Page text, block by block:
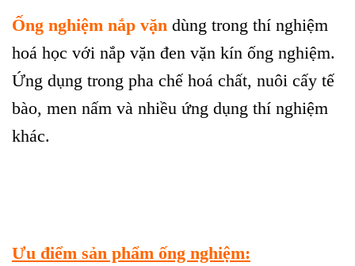
Ống nghiệm nắp vặn dùng trong thí nghiệm
hoá học với nắp vặn đen vặn kín ống nghiệm.
Ứng dụng trong pha chế hoá chất, nuôi cấy tế
bào, men nấm và nhiều ứng dụng thí nghiệm
khác.
Ưu điểm sản phẩm ống nghiệm: